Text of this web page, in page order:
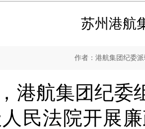
苏州港航
作者：港航集团纪委
港航集团纪委
民法院开展